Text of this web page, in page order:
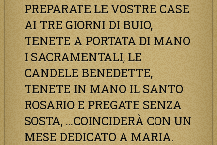
PREPARATE LE VOSTRE CASE
AI TRE GIORNI DI BUIO,
TENETE A PORTATA DI MANO
I SACRAMENTALI, LE
CANDELE BENEDETTE,
TENETE IN MANO IL SANTO
ROSARIO E PREGATE SENZA
SOSTA, …COINCIDERÀ CON UN
MESE DEDICATO A MARIA.